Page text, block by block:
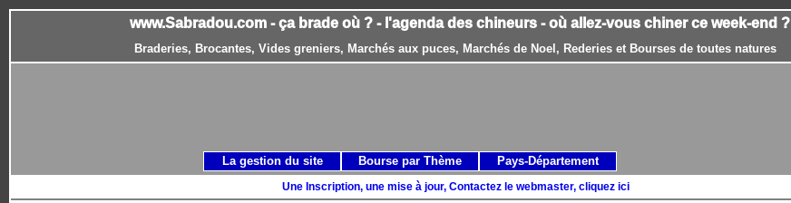
www.Sabradou.com - ça brade où ? - l'agenda des chineurs - où allez-vous chiner ce week-end ?
Braderies, Brocantes, Vides greniers, Marchés aux puces, Marchés de Noel, Rederies et Bourses de toutes natures
Une Inscription, une mise à jour, Contactez le webmaster, cliquez ici
La gestion du site Bourse par Thème Pays-Département